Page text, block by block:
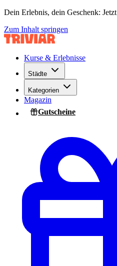
Dein Erlebnis, dein Geschenk: Jetzt
Zum Inhalt springen
Kurse & Erlebnisse
Städte
Kategorien
Magazin
Gutscheine